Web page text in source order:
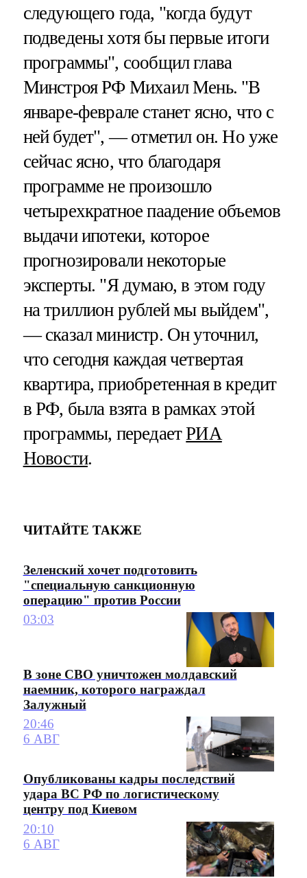
следующего года, "когда будут
подведены хотя бы первые итоги
программы", сообщил глава
Минстроя РФ Михаил Мень. "В
январе-феврале станет ясно, что с
ней будет", — отметил он. Но уже
сейчас ясно, что благодаря
программе не произошло
четырехкратное паадение объемов
выдачи ипотеки, которое
прогнозировали некоторые
эксперты. "Я думаю, в этом году
на триллион рублей мы выйдем",
— сказал министр. Он уточнил,
что сегодня каждая четвертая
квартира, приобретенная в кредит
в РФ, была взята в рамках этой
программы, передаетРИА
Новости.
ЧИТАЙТЕ ТАКЖЕ
Зеленский хочет подготовить
"специальную санкционную
операцию" против России
03:03
В зоне СВО уничтожен молдавский
наемник, которого награждал
Залужный
20:46
6 АВГ
Опубликованы кадры последствий
удара ВС РФ по логистическому
центру под Киевом
20:10
6 АВГ